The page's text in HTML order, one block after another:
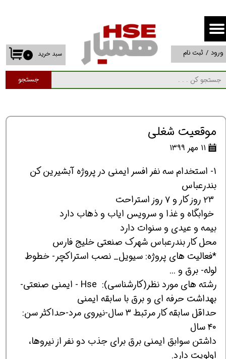
جستجو
۰ سبد خرید ورود / ثبت نام
حساب کاربری من
تغییر گذر واژه
سفارشات
موقعیت شغلی
۱۱ مهر ۱۳۹۹
1- استخدام سه نفر افسر ایمنی در پروژه آبشیرین کن
بندرعباس
خوابگاه و غذا و سرویس ایاب و ذهاب دارد
بیمه و عیدی و سنوات دارد
محل کار بندرعباس شهرک صنعتی خلیج فارس
*فعالیت های پروژه: سیویل_ نصب استراکچر- خطوط
لوله- برق و ...
رشته های مورد نظر(کارشناسی): Hse - ایمنی صنعتی-
بهداشت حرفه ای و برق با سابقه ایمنی
حداقل سابقه کار مرتبط 3 سال-نیروی مرد-حداکثر سن:
۴۰ سال
داشتن سوابق ایمنی برق برای جذب دو نفر از نیروها،
اولویت دارد.